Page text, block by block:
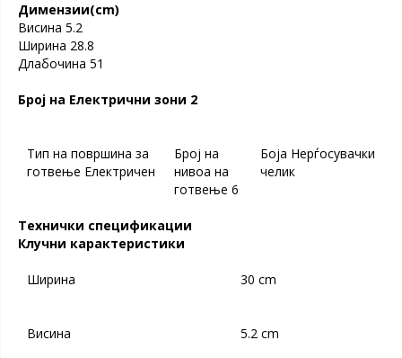
Димензии(cm)
Висина 5.2
Ширина 28.8
Длабочина 51
Број на Електрични зони 2
Тип на површина за
готвење Електричен
Број на
нивоа на
готвење 6
Боја Нерѓосувачки
челик
Технички спецификации
Клучни карактеристики
Ширина 30 cm
Висина 5.2 cm